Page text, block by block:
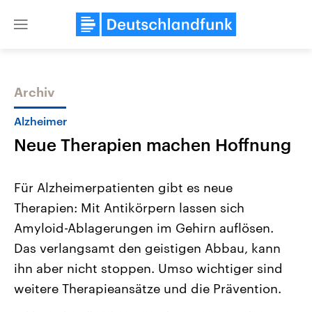
Close
Themen
Landtagswahl Sachsen-Anhalt
2026
Alle Informationen
Sachsen-Anhalt wählt am 6.
September 2026 einen neuen
Landtag. Seit 2021 wird das
Bundesland von einer Koalition aus
Aktuelle Beiträge,
Hintergründe
Wirtschaftlich und
gehören die Vereinigten
mit großem Einfluss auf
Archiv
Alzheimer
Neue Therapien machen Hoffnung
Für Alzheimerpatienten gibt es neue
Therapien: Mit Antikörpern lassen sich
Amyloid-Ablagerungen im Gehirn auflösen.
Das verlangsamt den geistigen Abbau, kann
ihn aber nicht stoppen. Umso wichtiger sind
weitere Therapieansätze und die Prävention.